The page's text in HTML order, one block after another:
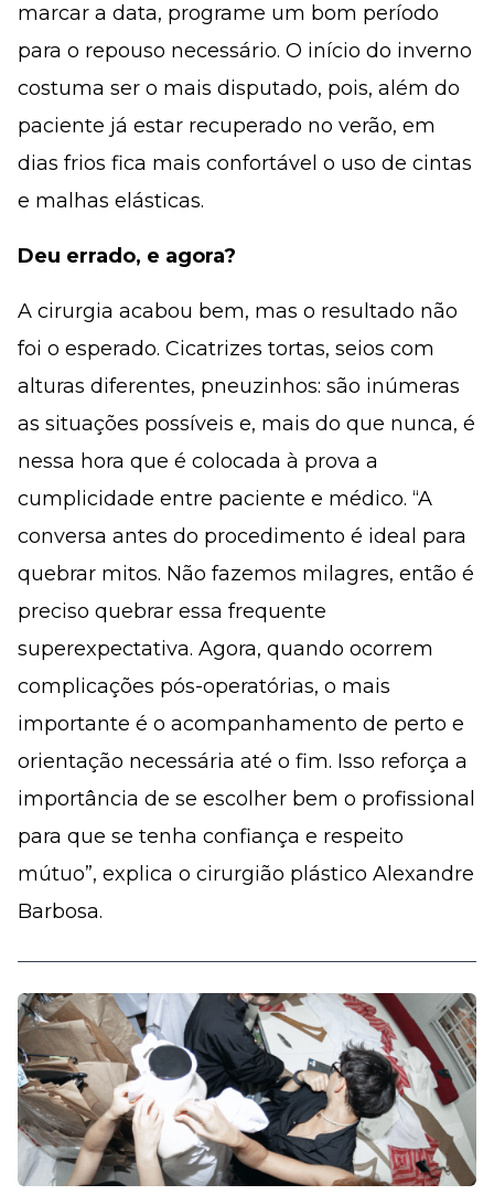
marcar a data, programe um bom período
para o repouso necessário. O início do inverno
costuma ser o mais disputado, pois, além do
paciente já estar recuperado no verão, em
dias frios fica mais confortável o uso de cintas
e malhas elásticas.
Deu errado, e agora?
A cirurgia acabou bem, mas o resultado não
foi o esperado. Cicatrizes tortas, seios com
alturas diferentes, pneuzinhos: são inúmeras
as situações possíveis e, mais do que nunca, é
nessa hora que é colocada à prova a
cumplicidade entre paciente e médico. “A
conversa antes do procedimento é ideal para
quebrar mitos. Não fazemos milagres, então é
preciso quebrar essa frequente
superexpectativa. Agora, quando ocorrem
complicações pós-operatórias, o mais
importante é o acompanhamento de perto e
orientação necessária até o fim. Isso reforça a
importância de se escolher bem o profissional
para que se tenha confiança e respeito
mútuo”, explica o cirurgião plástico Alexandre
Barbosa.